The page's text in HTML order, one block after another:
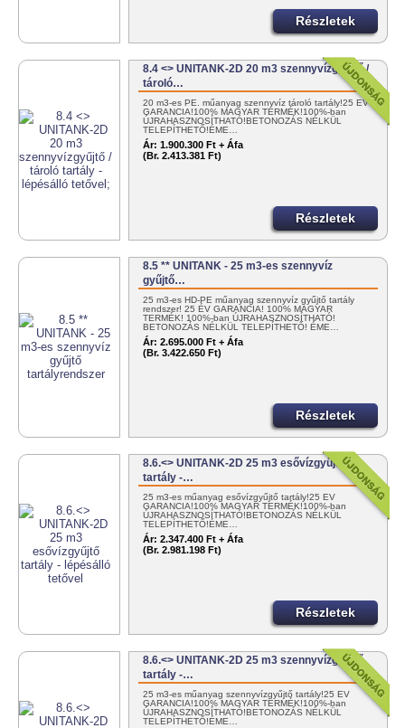
Részletek
8.4 <> UNITANK-2D 20 m3 szennyvízgyűjtő /
tároló…
20 m3-es PE. műanyag szennyvíz tároló tartály!25 ÉV
GARANCIA!100% MAGYAR TERMÉK!100%-ban
ÚJRAHASZNOSÍTHATÓ!BETONOZÁS NÉLKÜL
TELEPÍTHETŐ!ÉME…
Ár: 1.900.300 Ft + Áfa
(Br. 2.413.381 Ft)
Részletek
8.5 ** UNITANK - 25 m3-es szennyvíz
gyűjtő…
25 m3-es HD-PE műanyag szennyvíz gyűjtő tartály
rendszer! 25 ÉV GARANCIA! 100% MAGYAR
TERMÉK! 100%-ban ÚJRAHASZNOSÍTHATÓ!
BETONOZÁS NÉLKÜL TELEPÍTHETŐ! ÉME…
Ár: 2.695.000 Ft + Áfa
(Br. 3.422.650 Ft)
Részletek
8.6.<> UNITANK-2D 25 m3 esővízgyűjtő
tartály -…
25 m3-es műanyag esővízgyűjtő tartály!25 ÉV
GARANCIA!100% MAGYAR TERMÉK!100%-ban
ÚJRAHASZNOSÍTHATÓ!BETONOZÁS NÉLKÜL
TELEPÍTHETŐ!ÉME…
Ár: 2.347.400 Ft + Áfa
(Br. 2.981.198 Ft)
Részletek
8.6.<> UNITANK-2D 25 m3 szennyvízgyűjtő
tartály -…
25 m3-es műanyag szennyvízgyűjtő tartály!25 ÉV
GARANCIA!100% MAGYAR TERMÉK!100%-ban
ÚJRAHASZNOSÍTHATÓ!BETONOZÁS NÉLKÜL
TELEPÍTHETŐ!ÉME…